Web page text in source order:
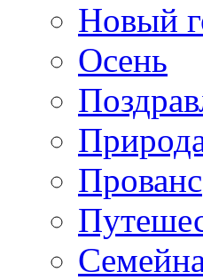
Новый
Осень
Прованс